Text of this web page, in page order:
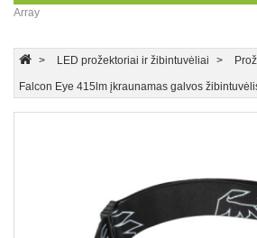
Array
LED prožektoriai ir žibintuvėliai
Falcon Eye 415lm įkraunamas galvos